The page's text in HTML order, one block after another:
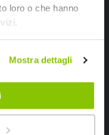
loro o che hanno
Mostra dettagli